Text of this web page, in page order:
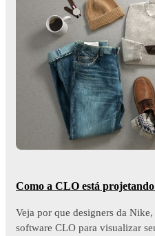
Como a CLO está
Veja por que designers da
software CLO para visualizar